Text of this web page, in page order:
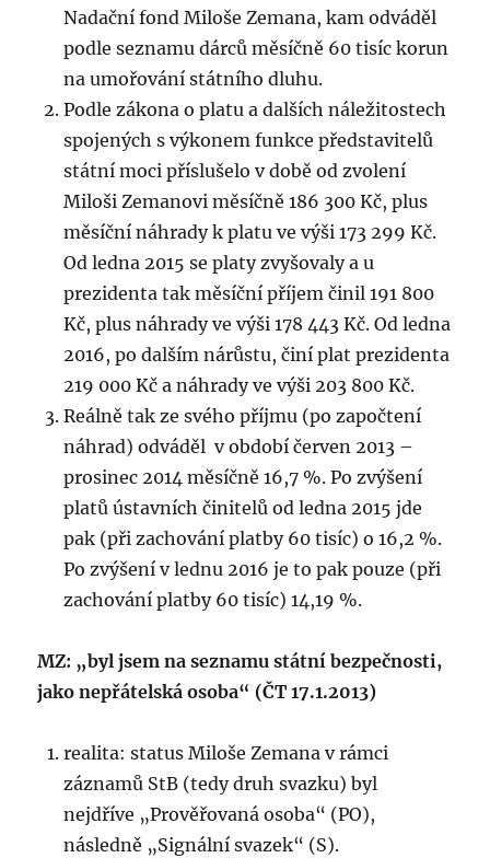
Nadační fond Miloše Zemana, kam odváděl
podle seznamu dárců měsíčně 60 tisíc korun
na umořování státního dluhu.
Podle zákona o platu a dalších náležitostech
spojených s výkonem funkce představitelů
státní moci příslušelo v době od zvolení
Miloši Zemanovi měsíčně 186 300 Kč, plus
měsíční náhrady k platu ve výši 173 299 Kč.
Od ledna 2015 se platy zvyšovaly a u
prezidenta tak měsíční příjem činil 191 800
Kč, plus náhrady ve výši 178 443 Kč. Od ledna
2016, po dalším nárůstu, činí plat prezidenta
219 000 Kč a náhrady ve výši 203 800 Kč.
Reálně tak ze svého příjmu (po započtení
náhrad) odváděl v období červen 2013 –
prosinec 2014 měsíčně 16,7 %. Po zvýšení
platů ústavních činitelů od ledna 2015 jde
pak (při zachování platby 60 tisíc) o 16,2 %.
Po zvýšení v lednu 2016 je to pak pouze (při
zachování platby 60 tisíc) 14,19 %.
MZ: „byl jsem na seznamu státní bezpečnosti,
jako nepřátelská osoba“ (ČT 17.1.2013)
realita: status Miloše Zemana v rámci
záznamů StB (tedy druh svazku) byl
nejdříve „Prověřovaná osoba“ (PO),
následně „Signální svazek“ (S).